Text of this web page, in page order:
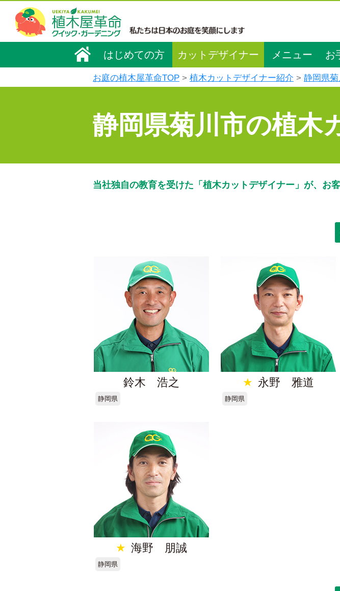
はじめての方 カットデザイナー メニュー お
お庭の植木屋革命TOP 植木カットデザイナー紹介 静岡県
静岡県菊川市の植木
当社独自の教育を受けた「植木カットデザイナー」が、お
鈴木 浩之
静岡県
★ 永野 雅道
静岡県
★ 海野 朋誠
静岡県